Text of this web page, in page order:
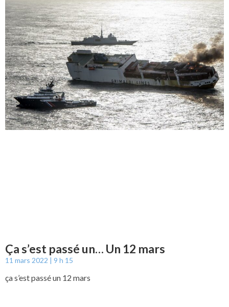
Ça s’est passé un… Un 12 mars
11 mars 2022 9 h 15
ça s’est passé un 12 mars